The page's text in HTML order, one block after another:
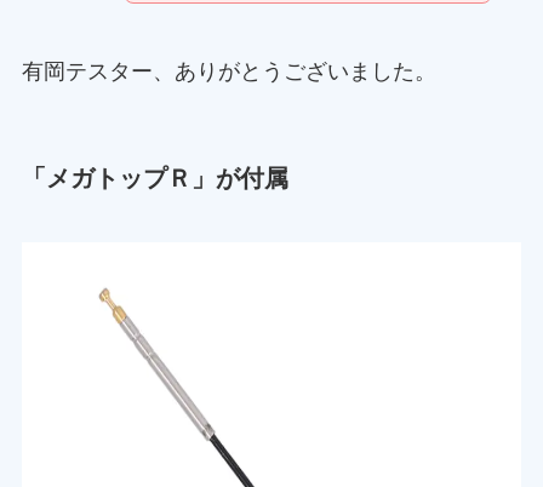
有岡テスター、ありがとうございました。
「メガトップＲ」が付属